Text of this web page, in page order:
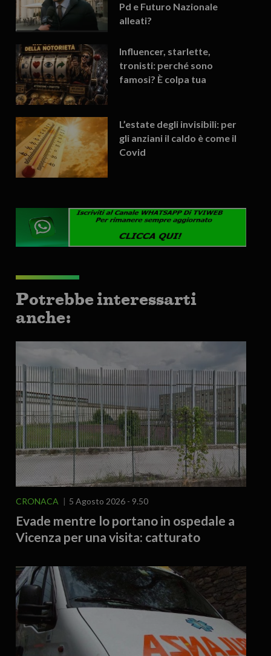
Pd e Futuro Nazionale
alleati?
Influencer, starlette,
tronisti: perché sono
famosi? È colpa tua
L’estate degli invisibili: per
gli anziani il caldo è come il
Covid
Potrebbe interessarti
anche:
CRONACA 5 Agosto 2026 - 9.50
Evade mentre lo portano in ospedale a
Vicenza per una visita: catturato